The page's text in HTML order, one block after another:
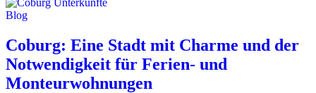
Blog
Coburg: Eine Stadt mit Charme und der
Notwendigkeit für Ferien- und
Monteurwohnungen